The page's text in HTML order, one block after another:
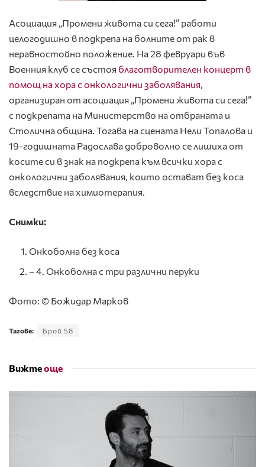
Асоциация „Промени живота си сега!” работи
целогодишно в подкрепа на болните от рак в
неравностойно положение. На 28 февруари във
Военния клуб се състоя благотворителен концерт в
помощ на хора с онкологични заболявания,
организиран от асоциация „Промени живота си сега!”
с подкрепата на Министерство на отбраната и
Столична община. Тогава на сцената Нели Топалова и
19-годишната Радослава доброволно се лишиха от
косите си в знак на подкрепа към всички хора с
онкологични заболявания, които остават без коса
вследствие на химиотерапия.
Снимки:
Онкоболна без коса
– 4. Онкоболна с три различни перуки
Фото: © Божидар Марков
Тагове: Брой 58
Вижтеоще